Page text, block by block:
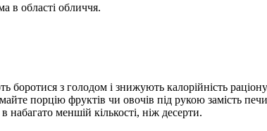
в області обличчя.
боротися з голодом і знижують калорійність
порцію фруктів чи овочів під рукою замість
меншій кількості, ніж десерти.